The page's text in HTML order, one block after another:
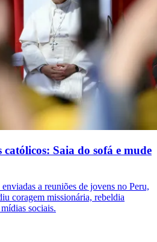
Saia do sofá e mude
a reuniões de jovens no Peru,
coragem missionária, rebeldia
sociais.